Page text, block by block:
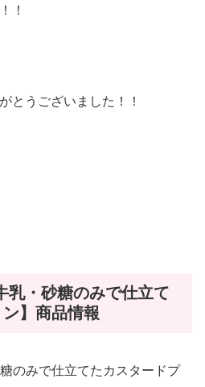
！
とうございました！！
乳・砂糖のみで仕立て
】商品情報
のみで仕立てたカスタードプ